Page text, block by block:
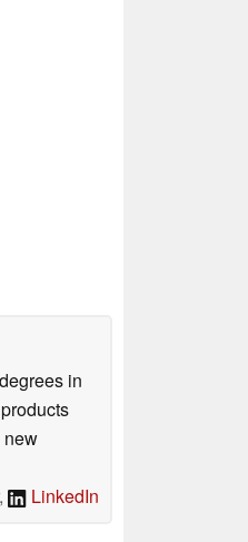
in
new
, LinkedIn